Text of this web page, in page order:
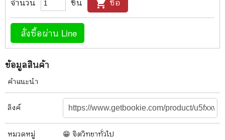
shopping_cart
สั่งซื้อผ่าน Line
ข้อมูลสินค้า
คำแนะนำ
ลิงค์
หมวดหมู่ 😁 จิตวิทยาทั่วไป